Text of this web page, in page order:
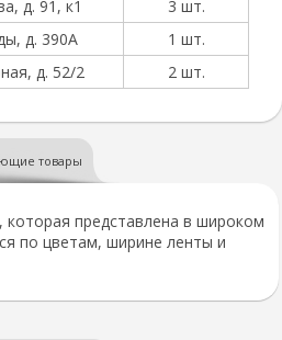
д. 91, к1
3 шт.
д. 390А
1 шт.
д. 52/2
2 шт.
товары
представлена в широком
по цветам, ширине ленты и